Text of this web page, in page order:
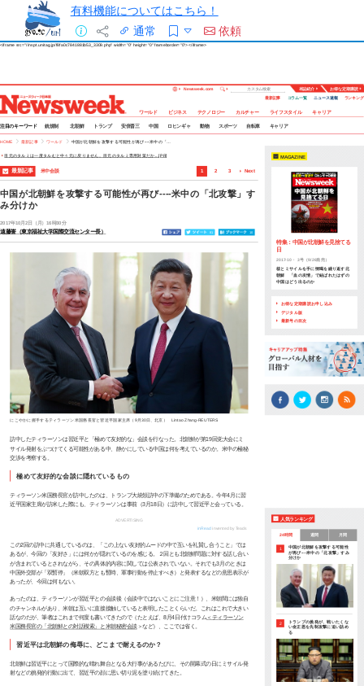
有料機能についてはこちら！
通常
依頼